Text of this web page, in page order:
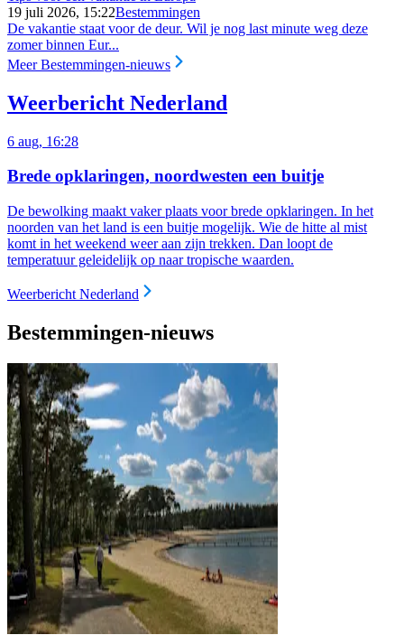
19 juli 2026, 15:22Bestemmingen
De vakantie staat voor de deur. Wil je nog last minute weg deze
zomer binnen Eur...
Meer Bestemmingen-nieuws
Weerbericht Nederland
6 aug, 16:28
Brede opklaringen, noordwesten een buitje
De bewolking maakt vaker plaats voor brede opklaringen. In het
noorden van het land is een buitje mogelijk. Wie de hitte al mist
komt in het weekend weer aan zijn trekken. Dan loopt de
temperatuur geleidelijk op naar tropische waarden.
Weerbericht Nederland
Bestemmingen-nieuws